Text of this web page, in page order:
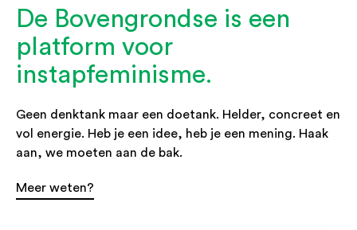
De Bovengrondse is een
platform voor
instapfeminisme.
Geen denktank maar een doetank. Helder, concreet en
vol energie. Heb je een idee, heb je een mening. Haak
aan, we moeten aan de bak.
Meer weten?